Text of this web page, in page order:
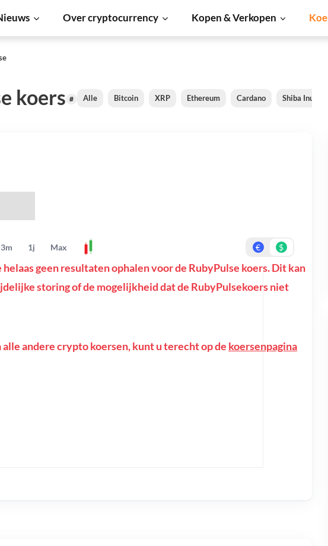
Over cryptocurrency Kopen & Verkopen
koers # Alle Bitcoin XRP Ethereum Cardano Shiba Inu
3m 1j Max € $
geen resultaten ophalen voor de RubyPulse koers. Dit kan
storing of de mogelijkheid dat de RubyPulsekoers niet
andere crypto koersen, kunt u terecht op de koersenpagina